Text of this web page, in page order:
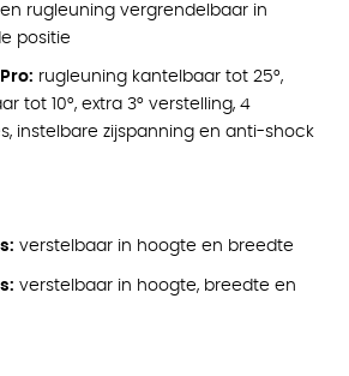
rugleuning vergrendelbaar in
positie
rugleuning kantelbaar tot 25°,
tot 10°, extra 3° verstelling, 4
instelbare zijspanning en anti-shock
verstelbaar in hoogte en breedte
verstelbaar in hoogte, breedte en